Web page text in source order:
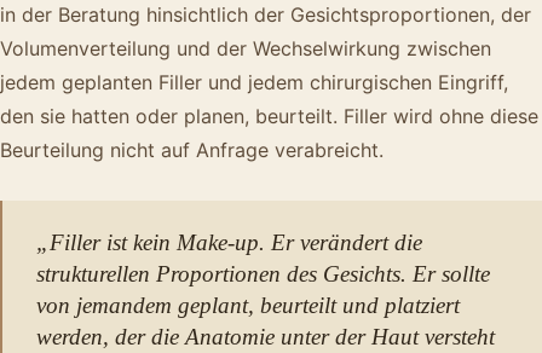
in der Beratung hinsichtlich der Gesichtsproportionen, der
Volumenverteilung und der Wechselwirkung zwischen
jedem geplanten Filler und jedem chirurgischen Eingriff,
den sie hatten oder planen, beurteilt. Filler wird ohne diese
Beurteilung nicht auf Anfrage verabreicht.
„Filler ist kein Make-up. Er verändert die
strukturellen Proportionen des Gesichts. Er sollte
von jemandem geplant, beurteilt und platziert
werden, der die Anatomie unter der Haut versteht